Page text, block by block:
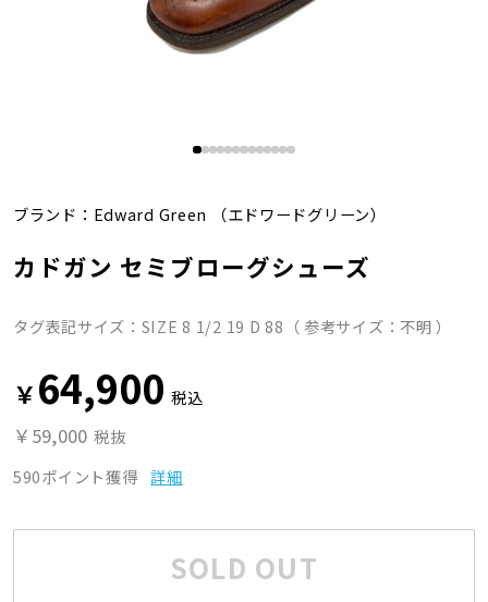
ブランド： Edward Green （エドワードグリーン）
カドガン セミブローグシューズ
タグ表記サイズ：SIZE 8 1/2 19 D 88（ 参考サイズ：不明 ）
￥64,900 税込
￥59,000 税抜
590ポイント獲得 詳細
SOLD OUT